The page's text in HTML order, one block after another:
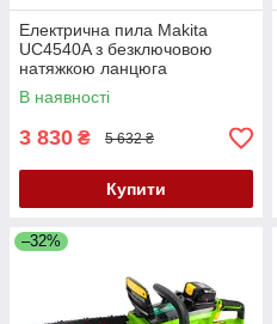
Електрична пила Makita
UC4540A з безключовою
натяжкою ланцюга
Електропила 2.2 кВт Пилка
шина 40 см
В наявності
3 830 ₴ 5 632 ₴
Купити
–32%